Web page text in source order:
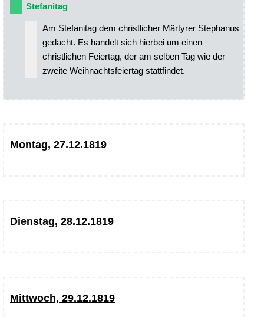
Stefanitag
Am Stefanitag dem christlicher Märtyrer Stephanus
gedacht. Es handelt sich hierbei um einen
christlichen Feiertag, der am selben Tag wie der
zweite Weihnachtsfeiertag stattfindet.
Montag, 27.12.1819
Dienstag, 28.12.1819
Mittwoch, 29.12.1819